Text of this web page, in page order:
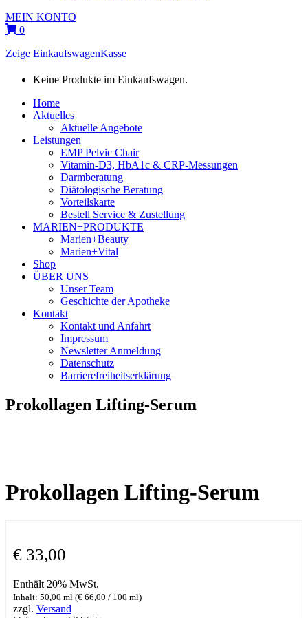
MEIN KONTO
0
Zeige EinkaufswagenKasse
Keine Produkte im Einkaufswagen.
Home
Aktuelles
Aktuelle Angebote
Leistungen
EMP Pelvic Chair
Vitamin-D3, HbA1c & CRP-Messungen
Darmberatung
Diätologische Beratung
Vorteilskarte
Bestell Service & Zustellung
MARIEN+PRODUKTE
Marien+Beauty
Marien+Vital
Shop
ÜBER UNS
Unser Team
Geschichte der Apotheke
Kontakt
Kontakt und Anfahrt
Impressum
Newsletter Anmeldung
Datenschutz
Barrierefreiheitserklärung
Prokollagen Lifting-Serum
Prokollagen Lifting-Serum
€ 33,00
Enthält 20% MwSt.
Inhalt: 50,00 ml (€ 66,00 / 100 ml)
zzgl. Versand